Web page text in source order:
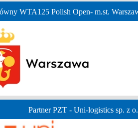
WTA125 Polish Open- m.st.
Partner PZT - Uni-logistics sp. z